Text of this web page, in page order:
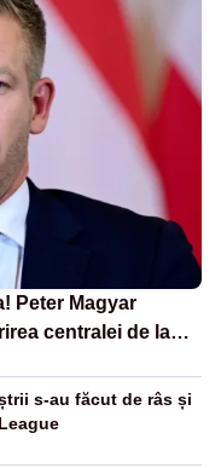
Peter Magyar
centralei de la
s-au făcut de râs și